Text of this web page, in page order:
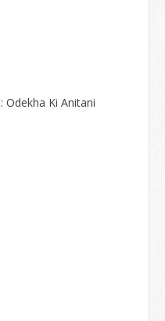
Odekha Ki Anitani